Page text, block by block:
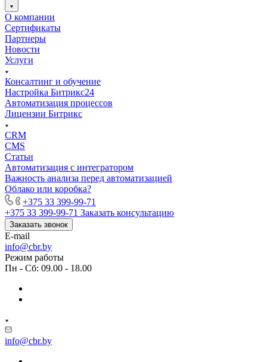
О компании
Сертификаты
Партнеры
Новости
Услуги
Консалтинг и обучение
Настройка Битрикс24
Автоматизация процессов
Лицензии Битрикс
CRM
CMS
Статьи
Автоматизация с интегратором
Важность анализа перед автоматизацией
Облако или коробка?
+375 33 399-99-71
+375 33 399-99-71 Заказать консультацию
Заказать звонок
E-mail
info@cbr.by
Режим работы
Пн - Сб: 09.00 - 18.00
info@cbr.by